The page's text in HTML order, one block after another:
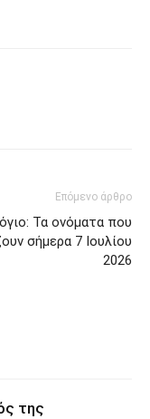
Επόμενο άρθρο
Τα ονόματα που
σήμερα 7 Ιουλίου
2026
της